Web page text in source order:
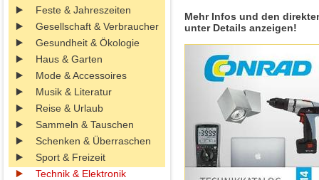
Feste & Jahreszeiten
Gesellschaft & Verbraucher
Gesundheit & Ökologie
Haus & Garten
Mode & Accessoires
Musik & Literatur
Reise & Urlaub
Sammeln & Tauschen
Schenken & Überraschen
Sport & Freizeit
Technik & Elektronik
Mehr Infos und den
unter Details anzeigen!